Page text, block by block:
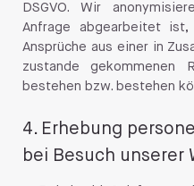
DSGVO. Wir
Anfrage abgearbeitet ist,
Ansprüche aus einer in
zustande gekommenen
bestehen bzw. bestehen
4. Erhebung
bei Besuch unserer